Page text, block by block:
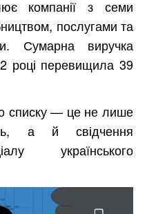
компанії з семи
послугами та
Сумарна виручка
році перевищила 39
списку — це не лише
а й свідчення
українського